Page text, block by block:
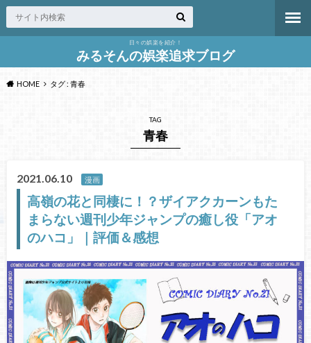
日々の娯楽を紹介！
みるそんの娯楽追求ブログ
HOME タグ : 青春
TAG
青春
2021.06.10 漫画
高嶺の花と同棲に！？ザイアクカーンもた
まらない週刊少年ジャンプの癒し役「アオ
のハコ」｜評価＆感想